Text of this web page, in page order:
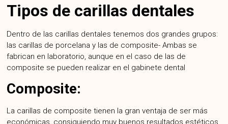
Tipos de carillas dentales
Dentro de las carillas dentales tenemos dos grandes grupos:
las carillas de porcelana y las de composite- Ambas se
fabrican en laboratorio, aunque en el caso de las de
composite se pueden realizar en el gabinete dental
Composite:
La carillas de composite tienen la gran ventaja de ser más
económicas, consiguiendo muy buenos resultados estéticos